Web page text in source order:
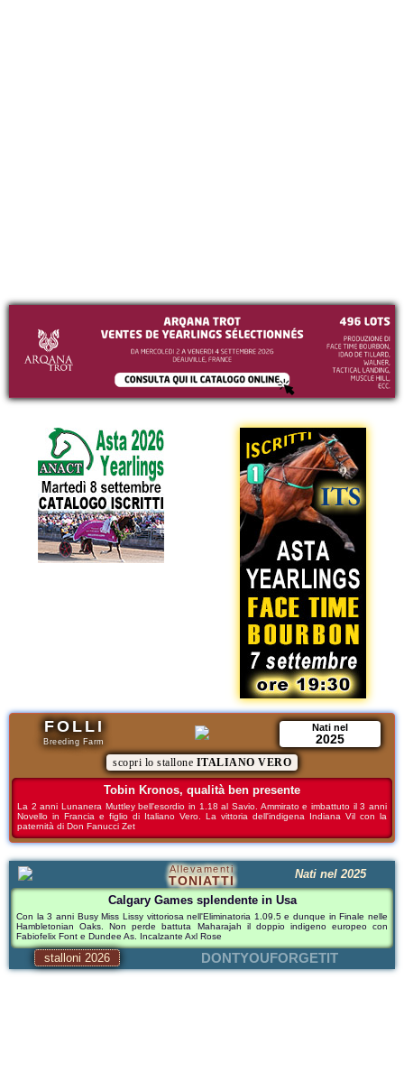
FOLLI
Breeding Farm
Nati nel
2025
scopri lo stallone ITALIANO VERO
Tobin Kronos, qualità ben presente
La 2 anni Lunanera Muttley bell'esordio in 1.18 al Savio. Ammirato e imbattuto il 3 anni
Novello in Francia e figlio di Italiano Vero. La vittoria dell'indigena Indiana Vil con la
paternità di Don Fanucci Zet
Allevamenti
TONIATTI
Nati nel 2025
Calgary Games splendente in Usa
Con la 3 anni Busy Miss Lissy vittoriosa nell'Eliminatoria 1.09.5 e dunque in Finale nelle
Hambletonian Oaks. Non perde battuta Maharajah il doppio indigeno europeo con
Fabiofelix Font e Dundee As. Incalzante Axl Rose
stalloni 2026 DONTYOUFORGETIT